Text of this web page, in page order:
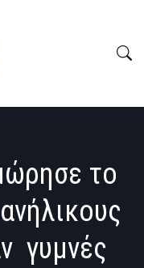
το
γυμνές